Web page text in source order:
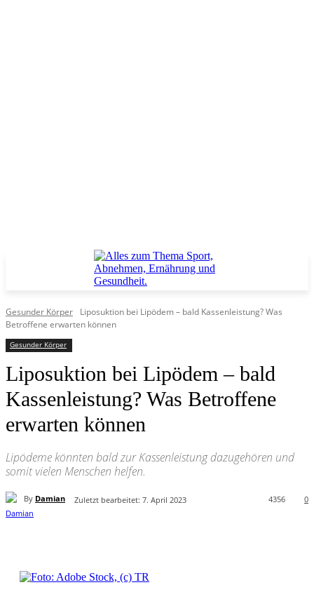
Gesunder Körper
Liposuktion bei Lipödem – bald Kassenleistung? Was
Betroffene erwarten können
Gesunder Körper
Liposuktion bei Lipödem – bald
Kassenleistung? Was Betroffene
erwarten können
Lipödeme könnten bald zur Kassenleistung dazugehören und
somit vielen Menschen helfen.
By Damian Zuletzt bearbeitet: 7. April 2023 0
4356